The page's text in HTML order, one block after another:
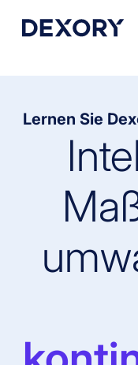
Lernen Sie